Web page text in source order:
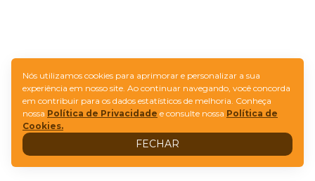
Nós utilizamos cookies para aprimorar e personalizar a sua
experiência em nosso site. Ao continuar navegando, você concorda
em contribuir para os dados estatísticos de melhoria. Conheça
nossa Política de Privacidade e consulte nossa Política de
Cookies.
FECHAR